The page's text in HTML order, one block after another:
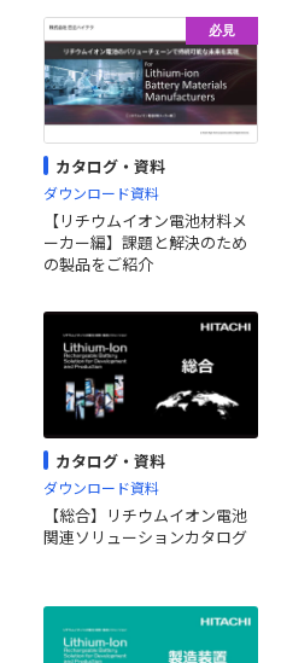
必見
カタログ・資料
ダウンロード資料
【リチウムイオン電池材料メ
ーカー編】課題と解決のため
の製品をご紹介
カタログ・資料
ダウンロード資料
【総合】リチウムイオン電池
関連ソリューションカタログ